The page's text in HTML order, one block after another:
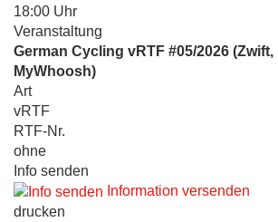
18:00 Uhr
Veranstaltung
German Cycling vRTF #05/2026 (Zwift,
MyWhoosh)
Art
vRTF
RTF-Nr.
ohne
Info senden
Information versenden
drucken